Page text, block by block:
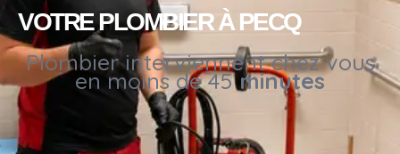
VOTRE PLOMBIER À PECQ
Plombier interviennent chez vous
en moins de 45minutes